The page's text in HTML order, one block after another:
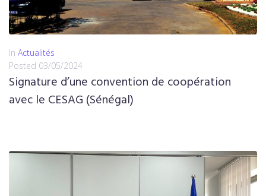
In Actualités
Posted 03/05/2024
Signature d’une convention de coopération
avec le CESAG (Sénégal)